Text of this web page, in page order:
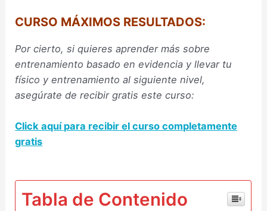
CURSO MÁXIMOS RESULTADOS:
Por cierto, si quieres aprender más sobre
entrenamiento basado en evidencia y llevar tu
físico y entrenamiento al siguiente nivel,
asegúrate de recibir gratis este curso:
Click aquí para recibir el curso completamente
gratis
Tabla de Contenido